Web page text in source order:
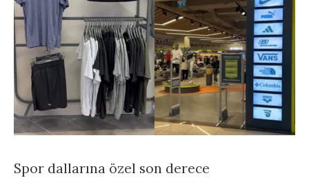
Spor dallarına özel son derece